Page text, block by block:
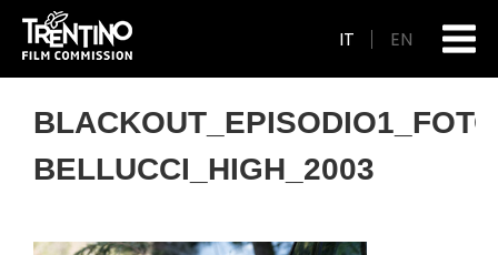
IT EN
BLACKOUT_EPISODIO1_FOTO
BELLUCCI_HIGH_2003